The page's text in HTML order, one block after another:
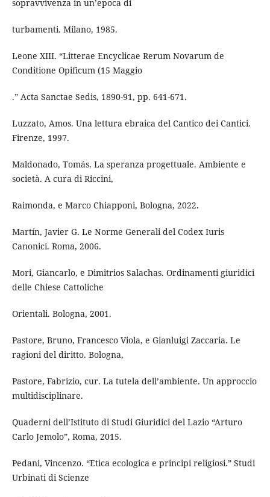
sopravvivenza in un’epoca di
turbamenti. Milano, 1985.
Leone XIII. “Litterae Encyclicae Rerum Novarum de
Conditione Opificum (15 Maggio
.” Acta Sanctae Sedis, 1890-91, pp. 641-671.
Luzzato, Amos. Una lettura ebraica del Cantico dei Cantici.
Firenze, 1997.
Maldonado, Tomás. La speranza progettuale. Ambiente e
società. A cura di Riccini,
Raimonda, e Marco Chiapponi, Bologna, 2022.
Martín, Javier G. Le Norme Generali del Codex Iuris
Canonici. Roma, 2006.
Mori, Giancarlo, e Dimitrios Salachas. Ordinamenti giuridici
delle Chiese Cattoliche
Orientali. Bologna, 2001.
Pastore, Bruno, Francesco Viola, e Gianluigi Zaccaria. Le
ragioni del diritto. Bologna,
Pastore, Fabrizio, cur. La tutela dell’ambiente. Un approccio
multidisciplinare.
Quaderni dell’Istituto di Studi Giuridici del Lazio “Arturo
Carlo Jemolo”, Roma, 2015.
Pedani, Vincenzo. “Etica ecologica e principi religiosi.” Studi
Urbinati di Scienze